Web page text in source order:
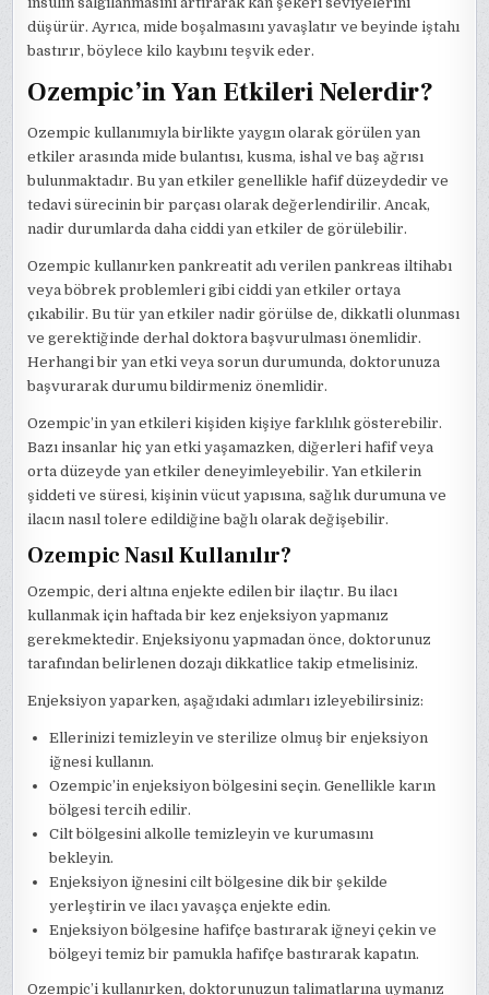
düşürür. Ayrıca, mide boşalmasını yavaşlatır ve beyinde iştahı
bastırır, böylece kilo kaybını teşvik eder.
Ozempic’in Yan Etkileri Nelerdir?
Ozempic kullanımıyla birlikte yaygın olarak görülen yan
etkiler arasında mide bulantısı, kusma, ishal ve baş ağrısı
bulunmaktadır. Bu yan etkiler genellikle hafif düzeydedir ve
tedavi sürecinin bir parçası olarak değerlendirilir. Ancak,
nadir durumlarda daha ciddi yan etkiler de görülebilir.
Ozempic kullanırken pankreatit adı verilen pankreas iltihabı
veya böbrek problemleri gibi ciddi yan etkiler ortaya
çıkabilir. Bu tür yan etkiler nadir görülse de, dikkatli olunması
ve gerektiğinde derhal doktora başvurulması önemlidir.
Herhangi bir yan etki veya sorun durumunda, doktorunuza
başvurarak durumu bildirmeniz önemlidir.
Ozempic’in yan etkileri kişiden kişiye farklılık gösterebilir.
Bazı insanlar hiç yan etki yaşamazken, diğerleri hafif veya
orta düzeyde yan etkiler deneyimleyebilir. Yan etkilerin
şiddeti ve süresi, kişinin vücut yapısına, sağlık durumuna ve
ilacın nasıl tolere edildiğine bağlı olarak değişebilir.
Ozempic Nasıl Kullanılır?
Ozempic, deri altına enjekte edilen bir ilaçtır. Bu ilacı
kullanmak için haftada bir kez enjeksiyon yapmanız
gerekmektedir. Enjeksiyonu yapmadan önce, doktorunuz
tarafından belirlenen dozajı dikkatlice takip etmelisiniz.
Enjeksiyon yaparken, aşağıdaki adımları izleyebilirsiniz:
Ellerinizi temizleyin ve sterilize olmuş bir enjeksiyon
iğnesi kullanın.
Ozempic’in enjeksiyon bölgesini seçin. Genellikle karın
bölgesi tercih edilir.
Cilt bölgesini alkolle temizleyin ve kurumasını
bekleyin.
Enjeksiyon iğnesini cilt bölgesine dik bir şekilde
yerleştirin ve ilacı yavaşça enjekte edin.
Enjeksiyon bölgesine hafifçe bastırarak iğneyi çekin ve
bölgeyi temiz bir pamukla hafifçe bastırarak kapatın.
Ozempic’i kullanırken, doktorunuzun talimatlarına uymanız